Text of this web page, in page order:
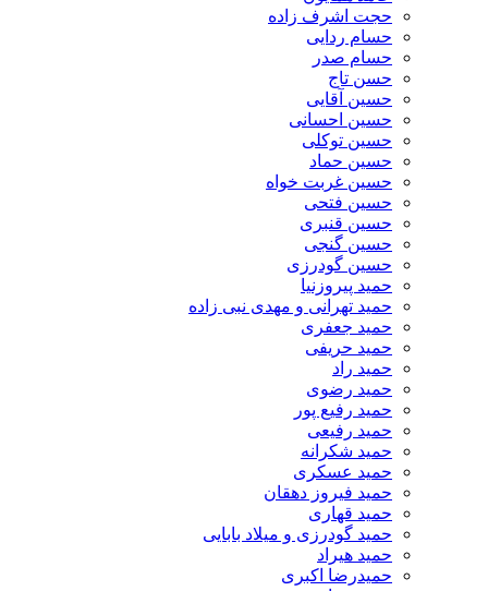
حجت اشرف زاده
حسام ردایی
حسام صدر
حسن تاج
حسین آقایی
حسین احسانی
حسین توکلی
حسین حماد
حسین غربت خواه
حسین فتحی
حسین قنبری
حسین گنجی
حسین گودرزی
حمید پیروزنیا
حمید تهرانی و مهدی نبی زاده
حمید جعفری
حمید حریفی
حمید راد
حمید رضوی
حمید رفیع پور
حمید رفیعی
حمید شکرانه
حمید عسکری
حمید فیروز دهقان
حمید قهاری
حمید گودرزی و میلاد بابایی
حمید هیراد
حمیدرضا اکبری